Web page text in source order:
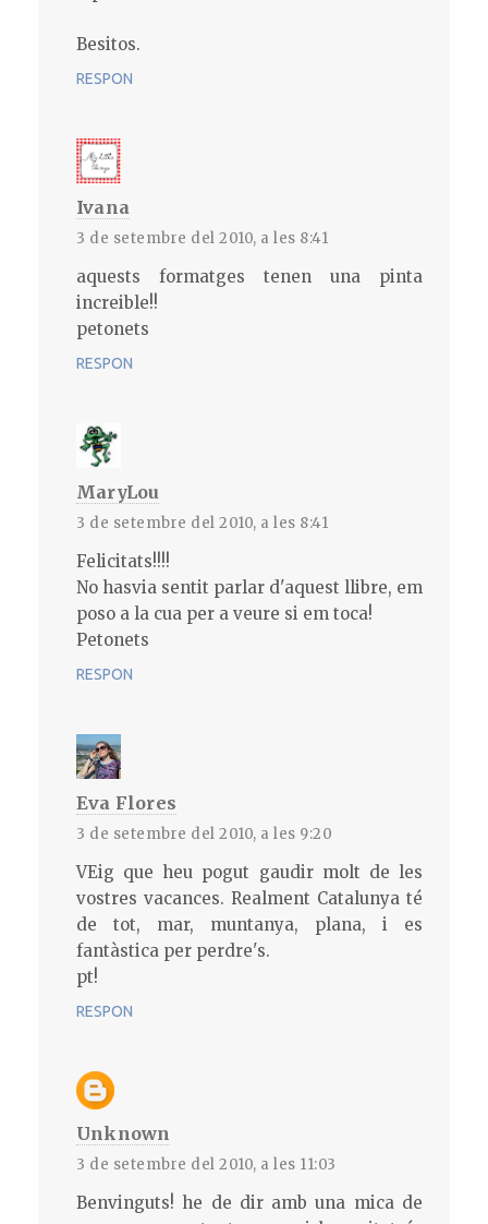
Besitos.
RESPON
Ivana
3 de setembre del 2010, a les 8:41
aquests formatges tenen una pinta
increible!!
petonets
RESPON
MaryLou
3 de setembre del 2010, a les 8:41
Felicitats!!!!
No hasvia sentit parlar d'aquest llibre, em
poso a la cua per a veure si em toca!
Petonets
RESPON
Eva Flores
3 de setembre del 2010, a les 9:20
VEig que heu pogut gaudir molt de les
vostres vacances. Realment Catalunya té
de tot, mar, muntanya, plana, i es
fantàstica per perdre's.
pt!
RESPON
Unknown
3 de setembre del 2010, a les 11:03
Benvinguts! he de dir amb una mica de